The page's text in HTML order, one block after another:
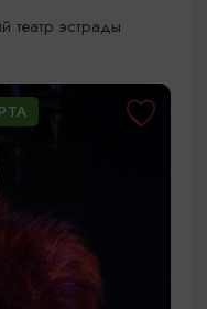
театр эстрады